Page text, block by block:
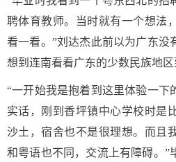
聘体育教师。当时就有一个想法
看一看。”刘达杰此前以为广东没
想到连南看看广东的少数民族地区
“一开始我是抱着到这里体验一下
实话，刚到香坪镇中心学校时是
沙土，宿舍也不是很理想。而且
和粤语也不同，交流上有障碍。”